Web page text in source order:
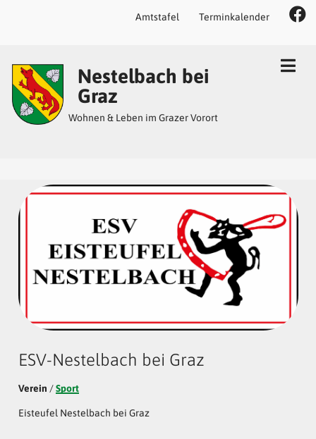
Accesskey
1)
Accesskey
2)
Accesskey
3)
Amtstafel Terminkalender
Nestelbach bei
Graz
Wohnen & Leben im Grazer Vorort
ESV-Nestelbach bei Graz
Verein /Sport
Eisteufel Nestelbach bei Graz